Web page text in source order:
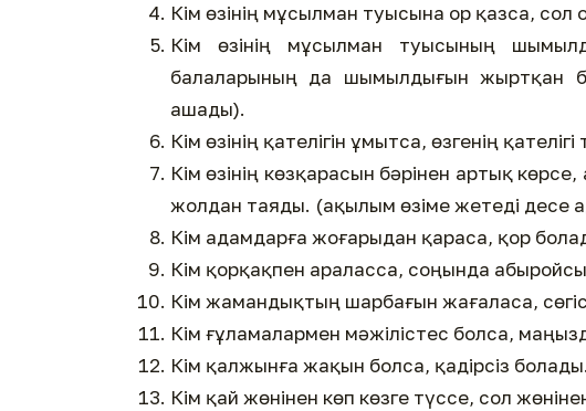
Кім өзінің мұсылман туысына ор қазса, сол
Кім өзінің мұсылман туысының
балаларының да шымылдығын жыртқан
ашады).
Кім өзінің қателігін ұмытса, өзгенің
Кім өзінің көзқарасын бәрінен артық
жолдан таяды. (ақылым өзіме жетеді десе
Кім адамдарға жоғарыдан қараса, қор
Кім қорқақпен араласса, соңында
Кім жамандықтың шарбағын жағаласа,
Кім ғұламалармен мәжілістес болса,
Кім қалжынға жақын болса, қадірсіз болады.
Кім қай жөнінен көп көзге түссе, сол